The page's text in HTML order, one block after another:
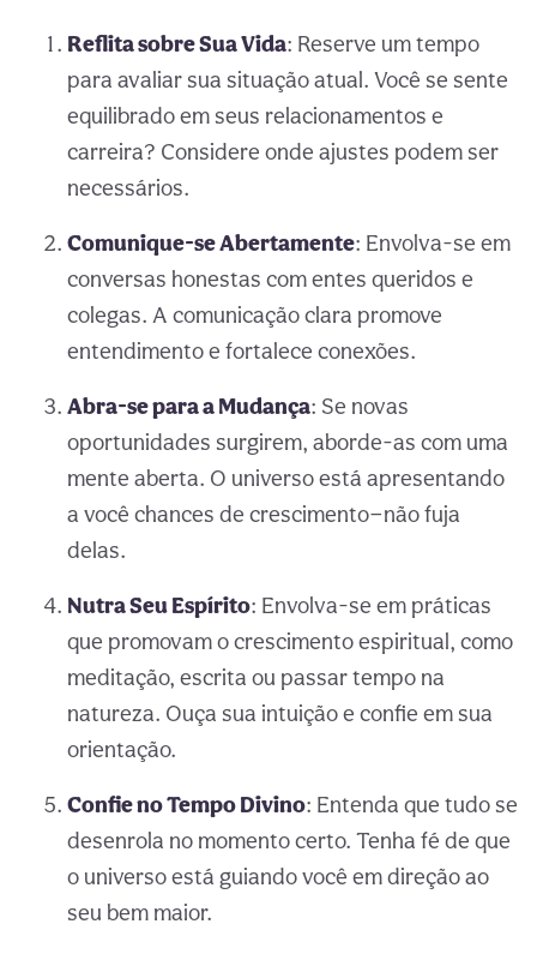
Reflita sobre Sua Vida: Reserve um tempo
para avaliar sua situação atual. Você se sente
equilibrado em seus relacionamentos e
carreira? Considere onde ajustes podem ser
necessários.
Comunique-se Abertamente: Envolva-se em
conversas honestas com entes queridos e
colegas. A comunicação clara promove
entendimento e fortalece conexões.
Abra-se para a Mudança: Se novas
oportunidades surgirem, aborde-as com uma
mente aberta. O universo está apresentando
a você chances de crescimento—não fuja
delas.
Nutra Seu Espírito: Envolva-se em práticas
que promovam o crescimento espiritual, como
meditação, escrita ou passar tempo na
natureza. Ouça sua intuição e confie em sua
orientação.
Confie no Tempo Divino: Entenda que tudo se
desenrola no momento certo. Tenha fé de que
o universo está guiando você em direção ao
seu bem maior.